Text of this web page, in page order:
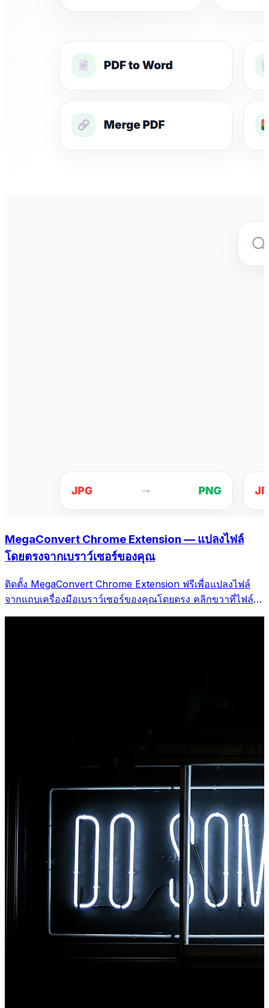
MegaConvert Chrome Extension — แปลงไฟล์
โดยตรงจากเบราว์เซอร์ของคุณ
ติดตั้ง MegaConvert Chrome Extension ฟรีเพื่อแปลงไฟล์
จากแถบเครื่องมือเบราว์เซอร์ของคุณโดยตรง คลิกขวาที่ไฟล์ใด
ก็ได้ที่จะแปลง เข้าถึงเครื่องมือทั้งหมดได้ทันทีจาก Chrome